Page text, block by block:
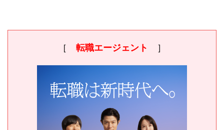
［ 転職エージェント ］